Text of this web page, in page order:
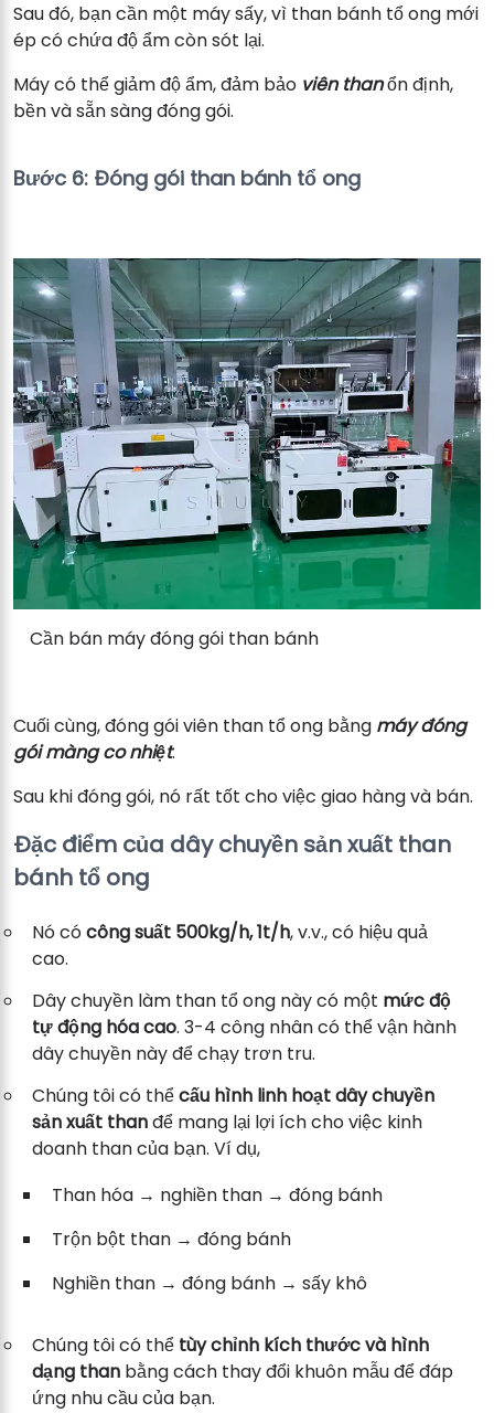
Sau đó, bạn cần một máy sấy, vì than bánh tổ ong mới
ép có chứa độ ẩm còn sót lại.
Máy có thể giảm độ ẩm, đảm bảo viên thanổn định,
bền và sẵn sàng đóng gói.
Bước 6: Đóng gói than bánh tổ ong
Cần bán máy đóng gói than bánh
Cuối cùng, đóng gói viên than tổ ong bằng máy đóng
gói màng co nhiệt.
Sau khi đóng gói, nó rất tốt cho việc giao hàng và bán.
Đặc điểm của dây chuyền sản xuất than
bánh tổ ong
Nó cócông suất 500kg/h, 1t/h, v.v., có hiệu quả
cao.
Dây chuyền làm than tổ ong này có một mức độ
tự động hóa cao. 3-4 công nhân có thể vận hành
dây chuyền này để chạy trơn tru.
Chúng tôi có thểcấu hình linh hoạt dây chuyền
sản xuất thanđể mang lại lợi ích cho việc kinh
doanh than của bạn. Ví dụ,
Than hóa → nghiền than → đóng bánh
Trộn bột than → đóng bánh
Nghiền than → đóng bánh → sấy khô
Chúng tôi có thể tùy chỉnh kích thước và hình
dạng than bằng cách thay đổi khuôn mẫu để đáp
ứng nhu cầu của bạn.